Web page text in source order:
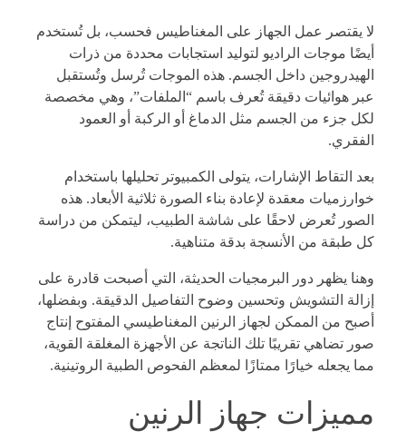
لا يقتصر عمل الجهاز على المغناطيس فحسب، بل تُستخدم
أيضًا موجات الراديو لتوليد استجابات محددة من ذرات
الهيدروجين داخل الجسم. هذه الموجات تُرسل وتُستقبل
عبر هوائيات دقيقة تُعرف باسم “الملفات”، وهي مخصصة
لكل جزء من الجسم مثل الدماغ أو الركبة أو العمود
الفقري.
بعد التقاط الإشارات، يتولى الكمبيوتر تحليلها باستخدام
خوارزميات معقدة لإعادة بناء الصورة ثلاثية الأبعاد. هذه
الصور تُعرض لاحقًا على شاشة الطبيب، ليتمكن من دراسة
كل طبقة من الأنسجة بدقة متناهية.
وهنا يظهر دور البرمجيات الحديثة، التي أصبحت قادرة على
إزالة التشويش وتحسين وضوح التفاصيل الدقيقة. وبفضلها،
أصبح من الممكن لجهاز الرنين المغناطيسي المفتوح إنتاج
صور تضاهي تقريبًا تلك الناتجة عن الأجهزة المغلقة القوية،
مما يجعله خيارًا ممتازًا لمعظم الفحوص الطبية الروتينية.
مميزات جهاز الرنين